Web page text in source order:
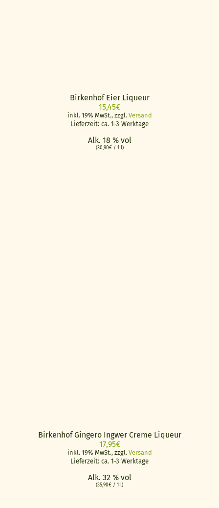
Birkenhof Eier Liqueur
15,45€
inkl. 19% MwSt., zzgl. Versand
Lieferzeit: ca. 1-3 Werktage
Alk. 18 % vol
(30,90€/ 1 l)
Birkenhof Gingero Ingwer Creme Liqueur
17,95€
inkl. 19% MwSt., zzgl. Versand
Lieferzeit: ca. 1-3 Werktage
Alk. 32 % vol
(35,90€ / 1 l)